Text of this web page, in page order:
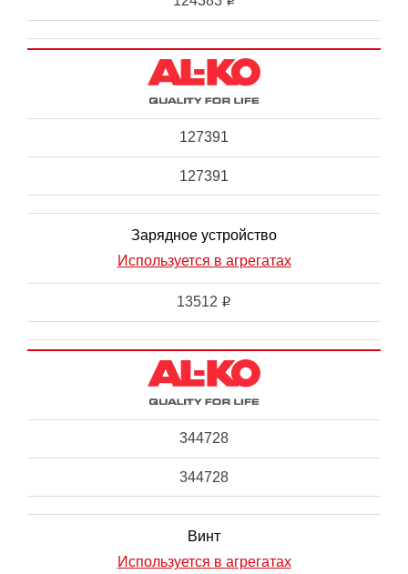
127391
127391
Зарядное устройство
Используется в агрегатах
13512 i
344728
344728
Винт
Используется в агрегатах